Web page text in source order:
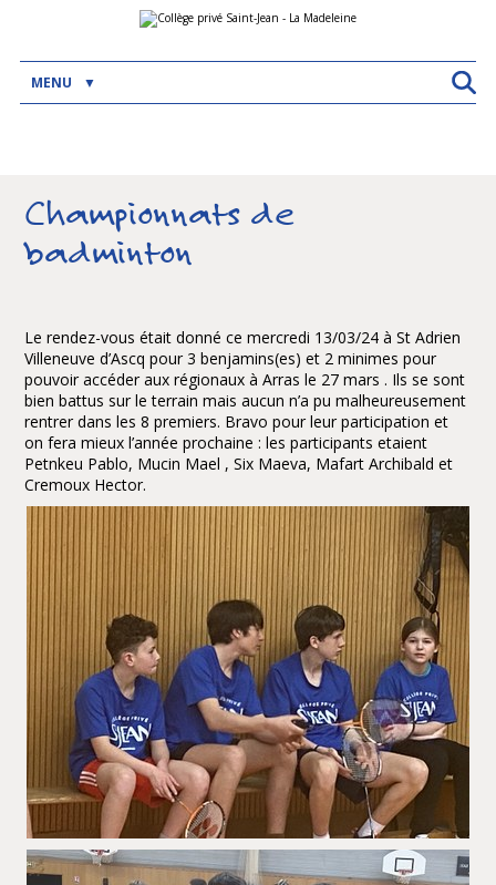
|
AllerMENU
Championnats de
badminton
Le rendez-vous était donné ce mercredi 13/03/24 à St Adrien
Villeneuve d’Ascq pour 3 benjamins(es) et 2 minimes pour
pouvoir accéder aux régionaux à Arras le 27 mars . Ils se sont
bien battus sur le terrain mais aucun n’a pu malheureusement
rentrer dans les 8 premiers. Bravo pour leur participation et
on fera mieux l’année prochaine : les participants etaient
Petnkeu Pablo, Mucin Mael , Six Maeva, Mafart Archibald et
Cremoux Hector.